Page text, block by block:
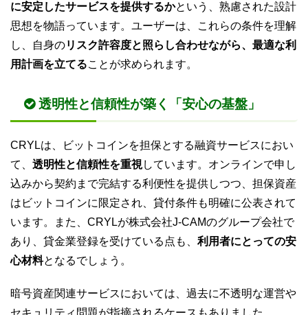
に安定したサービスを提供するかという、熟慮された設計
思想を物語っています。ユーザーは、これらの条件を理解
し、自身のリスク許容度と照らし合わせながら、最適な利
用計画を立てることが求められます。
透明性と信頼性が築く「安心の基盤」
CRYLは、ビットコインを担保とする融資サービスにおい
て、 透明性と信頼性を重視しています。オンラインで申し
込みから契約まで完結する利便性を提供しつつ、担保資産
はビットコインに限定され、貸付条件も明確に公表されて
います。また、CRYLが株式会社J-CAMのグループ会社で
あり、貸金業登録を受けている点も、 利用者にとっての安
心材料となるでしょう。
暗号資産関連サービスにおいては、過去に不透明な運営や
セキュリティ問題が指摘されるケースもありました。